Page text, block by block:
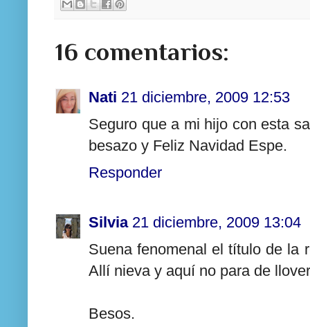
16 comentarios:
Nati 21 diciembre, 2009 12:53
Seguro que a mi hijo con esta
besazo y Feliz Navidad Espe.
Responder
Silvia 21 diciembre, 2009 13:04
Suena fenomenal el título de la
Allí nieva y aquí no para de
Besos.